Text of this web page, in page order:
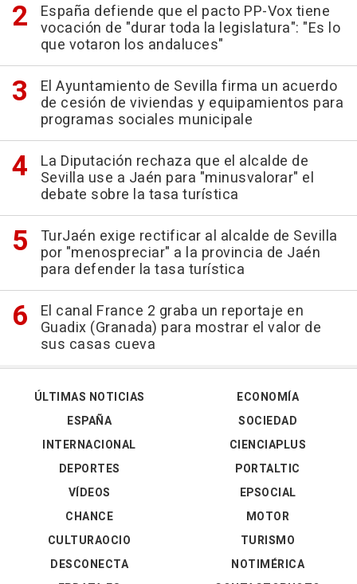
España defiende que el pacto PP-Vox tiene
vocación de "durar toda la legislatura": "Es lo
que votaron los andaluces"
El Ayuntamiento de Sevilla firma un acuerdo
de cesión de viviendas y equipamientos para
programas sociales municipale
La Diputación rechaza que el alcalde de
Sevilla use a Jaén para "minusvalorar" el
debate sobre la tasa turística
TurJaén exige rectificar al alcalde de Sevilla
por "menospreciar" a la provincia de Jaén
para defender la tasa turística
El canal France 2 graba un reportaje en
Guadix (Granada) para mostrar el valor de
sus casas cueva
ÚLTIMAS NOTICIAS
ESPAÑA
INTERNACIONAL
DEPORTES
VÍDEOS
ECONOMÍA
SOCIEDAD
CIENCIAPLUS
PORTALTIC
EPSOCIAL
CHANCE
CULTURAOCIO
DESCONECTA
MOTOR
TURISMO
NOTIMÉRICA